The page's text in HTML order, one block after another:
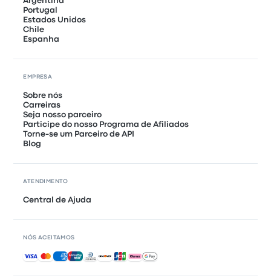
Portugal
Estados Unidos
Chile
Espanha
EMPRESA
Sobre nós
Carreiras
Seja nosso parceiro
Participe do nosso Programa de Afiliados
Torne-se um Parceiro de API
Blog
ATENDIMENTO
Central de Ajuda
NÓS ACEITAMOS
Pagamentos aceitos